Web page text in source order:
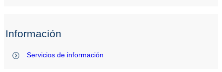
Información
Servicios de información